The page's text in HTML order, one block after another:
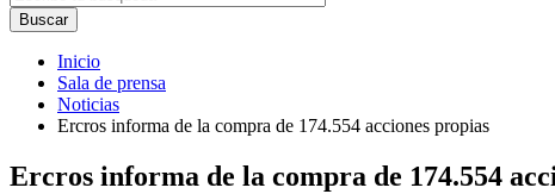
Inicio
Sala de prensa
Noticias
Ercros informa de la compra de 174.554 acciones propias
Ercros informa de la compra de 174.554